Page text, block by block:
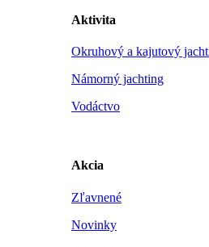
Aktivita
Okruhový a kajutový
Námorný jachting
Vodáctvo
Akcia
Zľavnené
Novinky